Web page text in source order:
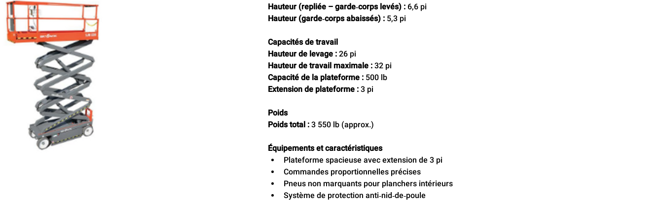
Hauteur (repliée – garde‑corps levés) : 6,6 pi
Hauteur (garde‑corps abaissés) : 5,3 pi
Capacités de travail
Hauteur de levage : 26 pi
Hauteur de travail maximale : 32 pi
Capacité de la plateforme : 500 lb
Extension de plateforme : 3 pi
Poids
Poids total : 3 550 lb (approx.)
Équipements et caractéristiques
Plateforme spacieuse avec extension de 3 pi
Commandes proportionnelles précises
Pneus non marquants pour planchers intérieurs
Système de protection anti‑nid‑de‑poule